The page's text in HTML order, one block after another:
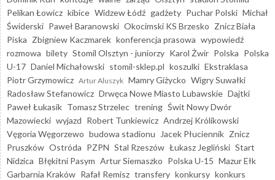
Pelikan Łowicz kibice Widzew Łódź gadżety Puchar Polski Michał
Świderski Paweł Baranowski Okocimski KS Brzesko Znicz Biała
Piska Zbigniew Kaczmarek konferencja prasowa wypowiedź
rozmowa bilety Stomil Olsztyn - juniorzy Karol Żwir Polska Polska
U-17 Daniel Michałowski stomil-sklep.pl koszulki Ekstraklasa
Piotr Grzymowicz Artur Aluszyk Mamry Giżycko Wigry Suwałki
Radosław Stefanowicz Drwęca Nowe Miasto Lubawskie Dajtki
Paweł Łukasik Tomasz Strzelec trening Świt Nowy Dwór
Mazowiecki wyjazd Robert Tunkiewicz Andrzej Królikowski
Vęgoria Węgorzewo budowa stadionu Jacek Płuciennik Znicz
Pruszków Ostróda PZPN Stal Rzeszów Łukasz Jegliński Start
Nidzica Błękitni Pasym Artur Siemaszko Polska U-15 Mazur Ełk
Garbarnia Kraków Rafał Remisz transfery konkursy konkurs